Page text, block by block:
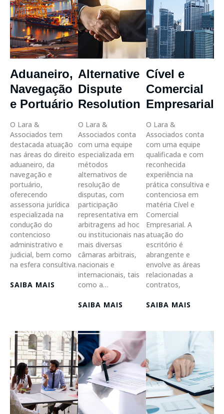
Aduaneiro,
Navegação
e Portuário
O Lara &
Associados tem
destacada atuação
nas áreas do direito
aduaneiro, da
navegação e
portuário,
oferecendo
assessoria jurídica
especializada na
condução do
contencioso
administrativo e
judicial, bem como
na esfera consultiva.
SAIBA MAIS
Alternative
Dispute
Resolution
O Lara &
Associados conta
com uma equipe
especializada em
métodos
alternativos de
resolução de
disputas, com
participação
representativa em
arbitragens ad hoc
ou institucionais nas
mais diversas
câmaras arbitrais,
nacionais e
internacionais, tais
como a…
SAIBA MAIS
Cível e
Comercial
Empresarial
O Lara &
Associados conta
com uma equipe
qualificada e com
reconhecida
experiência na
prática consultiva e
contenciosa em
matéria Cível e
Comercial
Empresarial. A
atuação do
escritório é
abrangente e
envolve as áreas
relacionadas a
contratos,
SAIBA MAIS